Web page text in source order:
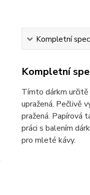
Kompletní
Kompletní
Tímto dárkm
upražená. Pečlivě
pražená. Papírová
práci s balením
pro mleté kávy.